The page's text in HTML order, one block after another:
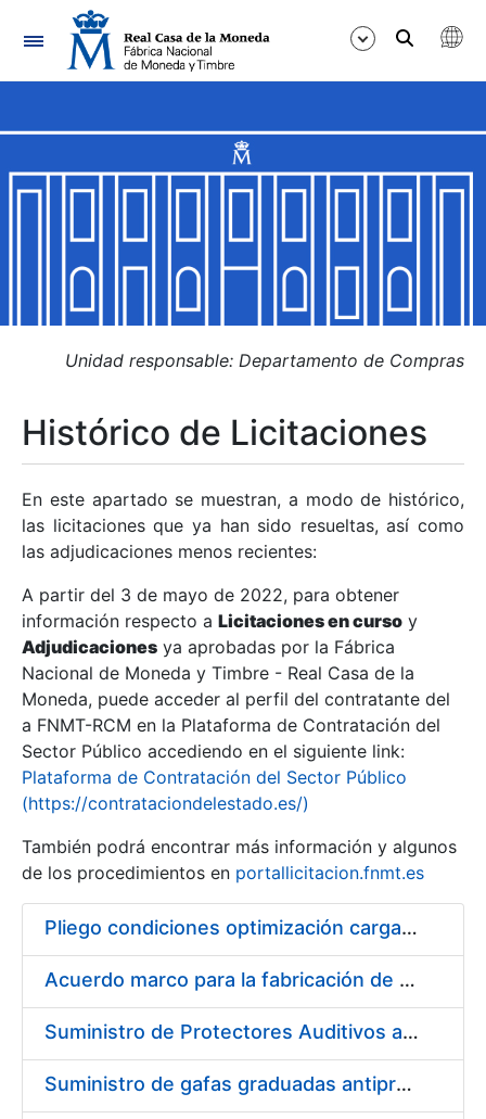
Navegación
Mostrar/Ocultar
Mostrar/Ocultar
Mostrar/Ocultar
Mostrar/Ocultar
Mostrar/Ocultar
Mostrar/Ocultar
Unidad responsable: Departamento de Compras
Histórico de Licitaciones
En este apartado se muestran, a modo de histórico,
las licitaciones que ya han sido resueltas, así como
las adjudicaciones menos recientes:
A partir del 3 de mayo de 2022, para obtener
información respecto a Licitaciones en curso y
Adjudicaciones ya aprobadas por la Fábrica
Nacional de Moneda y Timbre - Real Casa de la
Moneda, puede acceder al perfil del contratante del
a FNMT-RCM en la Plataforma de Contratación del
Sector Público accediendo en el siguiente link:
Plataforma de Contratación del Sector Público
(https://contrataciondelestado.es/)
También podrá encontrar más información y algunos
de los procedimientos en portallicitacion.fnmt.es
Pliego condiciones optimización cargas compras firmado
Acuerdo marco para la fabricación de piezas
Suministro de Protectores Auditivos a medida para las personas trabajadoras de los Centros de Trabajo de Madrid y Burgos
Suministro de gafas graduadas antiproyecciones para los trabajadores de la FNMT-RCM en los centros de trabajo de Madrid y Burgos